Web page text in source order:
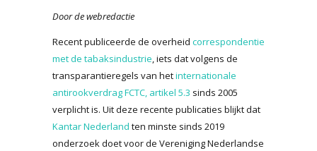
Door de webredactie
Recent publiceerde de overheid correspondentie
met de tabaksindustrie, iets dat volgens de
transparantieregels van hetinternationale
antirookverdrag FCTC, artikel 5.3 sinds 2005
verplicht is. Uit deze recente publicaties blijkt dat
Kantar Nederland ten minste sinds 2019
onderzoek doet voor de Vereniging Nederlandse